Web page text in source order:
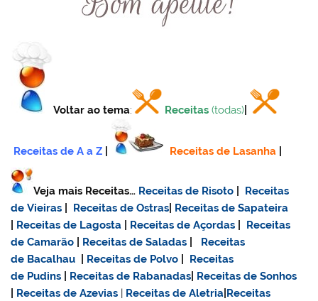
Voltar ao tema: Receitas (todas)
Receitas de A a Z Receitas de Lasanha
Veja mais Receitas… Receitas de Risoto
Receitas
de Vieiras
Receitas de Ostras Receitas de Sapateira
Receitas de Lagosta Receitas de Açordas
Receitas
de Camarão
Receitas de Saladas
Receitas
de Bacalhau
Receitas de Polvo
Receitas
de Pudins
Receitas de Rabanadas Receitas de Sonhos
Receitas de Azevias | Receitas de Aletria Receitas